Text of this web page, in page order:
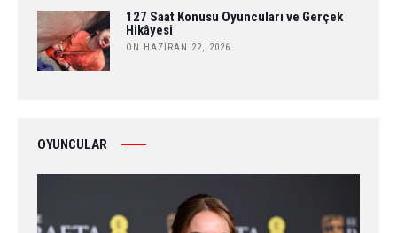
127 Saat Konusu Oyuncuları ve Gerçek
Hikâyesi
ON HAZIRAN 22, 2026
OYUNCULAR